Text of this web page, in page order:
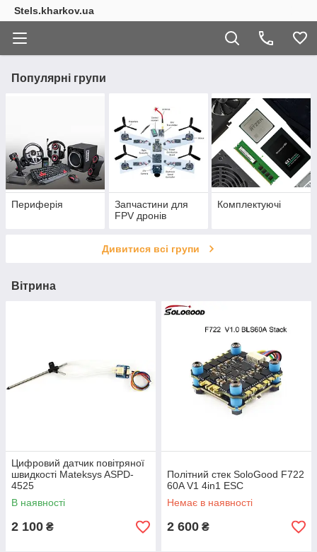
Stels.kharkov.ua
Популярні групи
Периферія
Запчастини для
FPV дронів
Комплектуючі
Дивитися всі групи
Вітрина
Цифровий датчик повітряної
швидкості Mateksys ASPD-
4525
В наявності
2 100 ₴
Політний стек SoloGood F722
60A V1 4in1 ESC
Немає в наявності
2 600 ₴